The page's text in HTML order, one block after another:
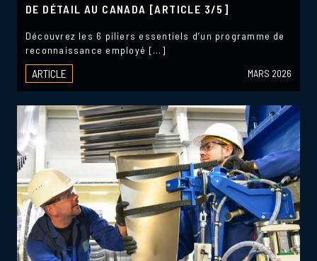
DE DÉTAIL AU CANADA [ARTICLE 3/5]
Découvrez les 6 piliers essentiels d’un programme de
reconnaissance employé […]
ARTICLE MARS 2026